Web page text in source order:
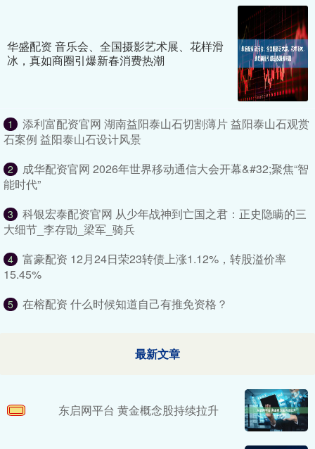
华盛配资 音乐会、全国摄影艺术展、花样滑
冰，真如商圈引爆新春消费热潮
1
添利富配资官网 湖南益阳泰山石切割薄片 益阳泰山石观赏
石案例 益阳泰山石设计风景
2
成华配资官网 2026年世界移动通信大会开幕&#32;聚焦“智
能时代”
3
科银宏泰配资官网 从少年战神到亡国之君：正史隐瞒的三
大细节_李存勖_梁军_骑兵
4
富豪配资 12月24日荣23转债上涨1.12%，转股溢价率
15.45%
5 在榕配资 什么时候知道自己有推免资格？
最新文章
东启网平台 黄金概念股持续拉升